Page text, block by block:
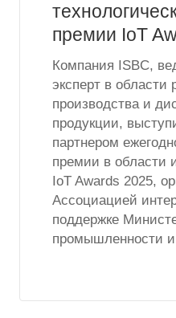
премии IoT
Компания ISBC,
эксперт в области
производства и
продукции,
партнером
премии в области
IoT Awards 2025,
Ассоциацией
поддержке
промышленности